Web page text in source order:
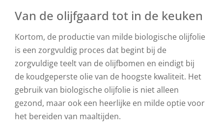
Van de olijfgaard tot in de keuken
Kortom, de productie van milde biologische olijfolie
is een zorgvuldig proces dat begint bij de
zorgvuldige teelt van de olijfbomen en eindigt bij
de koudgeperste olie van de hoogste kwaliteit. Het
gebruik van biologische olijfolie is niet alleen
gezond, maar ook een heerlijke en milde optie voor
het bereiden van maaltijden.